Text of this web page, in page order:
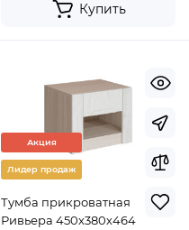
Купить
Акция
Лидер продаж
Тумба прикроватная
Ривьера 450х380х464